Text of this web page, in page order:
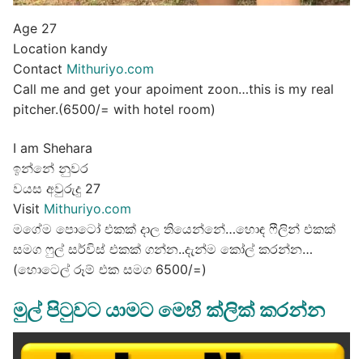
Age 27
Location kandy
Contact Mithuriyo.com
Call me and get your apoiment zoon…this is my real
pitcher.(6500/= with hotel room)
I am Shehara
ඉන්නේ නුවර
වයස අවුරුදු 27
Visit Mithuriyo.com
මගේම පොටෝ එකක් දාල තියෙන්නේ…හොඳ ෆීලින් එකක්
සමග ෆුල් සර්විස් එකක් ගන්න..දැන්ම කෝල් කරන්න…
(හොටෙල් රූම් එක සමග 6500/=)
මුල් පිටුවට යාමට මෙහි ක්ලික් කරන්න